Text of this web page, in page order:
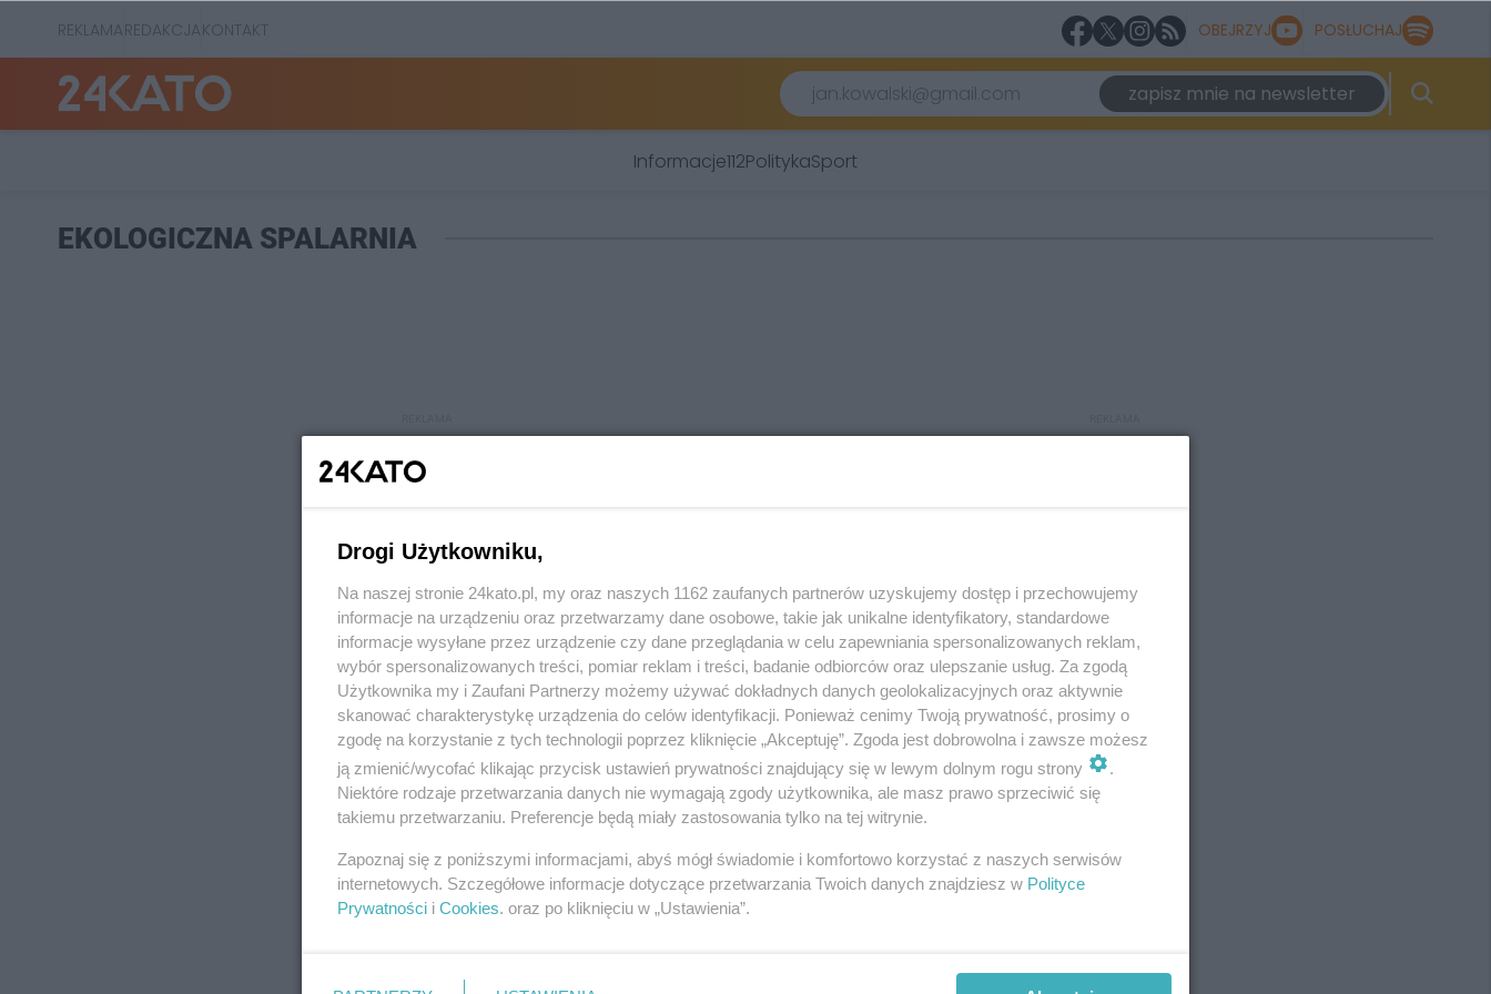
REKLAMAREDAKCJAKONTAKT OBEJRZYJ POSŁUCHAJ
zapisz mnie na newsletter
Informacje112PolitykaSport
EKOLOGICZNA SPALARNIA
REKLAMA REKLAMA
Drogi Użytkowniku,
Na naszej stronie 24kato.pl, my oraz naszych 1162 zaufanych partnerów uzyskujemy dostęp i przechowujemy
informacje na urządzeniu oraz przetwarzamy dane osobowe, takie jak unikalne identyfikatory, standardowe
informacje wysyłane przez urządzenie czy dane przeglądania w celu zapewniania spersonalizowanych reklam,
wybór spersonalizowanych treści, pomiar reklam i treści, badanie odbiorców oraz ulepszanie usług. Za zgodą
Użytkownika my i Zaufani Partnerzy możemy używać dokładnych danych geolokalizacyjnych oraz aktywnie
skanować charakterystykę urządzenia do celów identyfikacji. Ponieważ cenimy Twoją prywatność, prosimy o
zgodę na korzystanie z tych technologii poprzez kliknięcie „Akceptuję”. Zgoda jest dobrowolna i zawsze możesz
ją zmienić/wycofać klikając przycisk ustawień prywatności znajdujący się w lewym dolnym rogu strony
.
Niektóre rodzaje przetwarzania danych nie wymagają zgody użytkownika, ale masz prawo sprzeciwić się
takiemu przetwarzaniu. Preferencje będą miały zastosowania tylko na tej witrynie.
Zapoznaj się z poniższymi informacjami, abyś mógł świadomie i komfortowo korzystać z naszych serwisów
internetowych. Szczegółowe informacje dotyczące przetwarzania Twoich danych znajdziesz w Polityce
Prywatności i Cookies. oraz po kliknięciu w „Ustawienia”.